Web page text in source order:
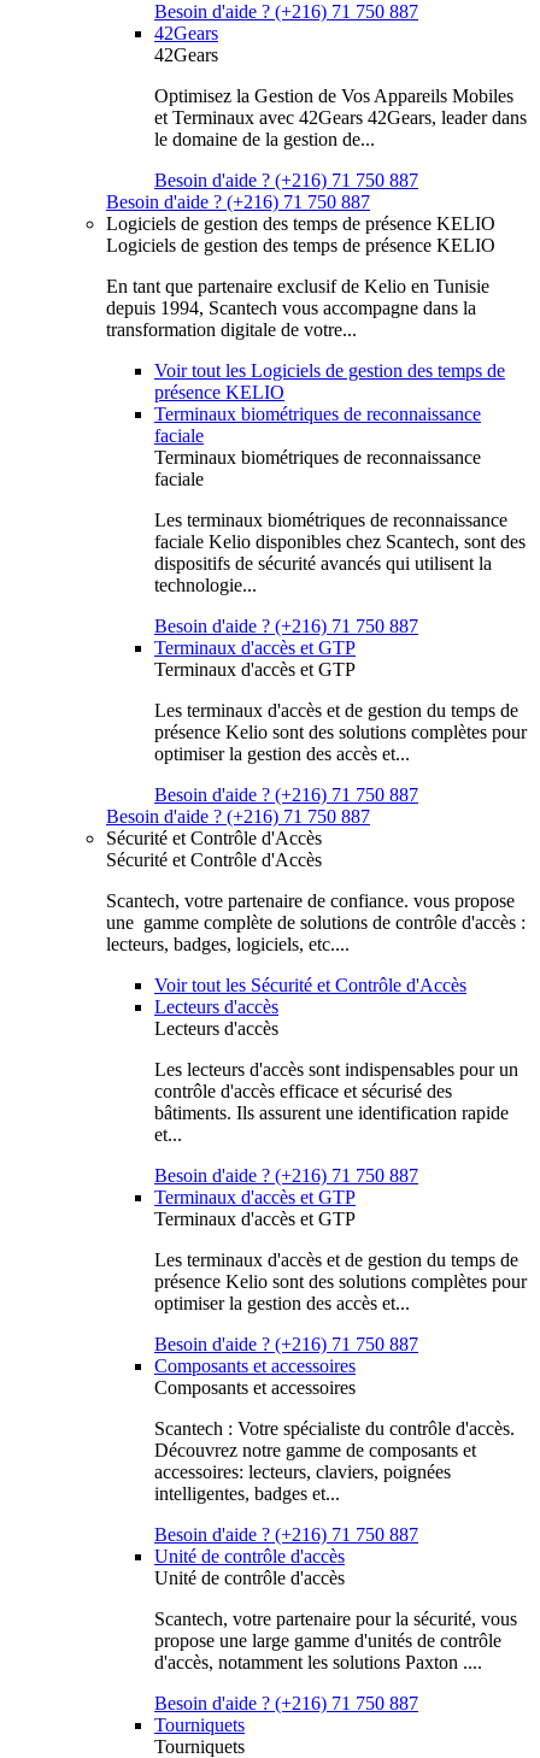
Besoin d'aide ? (+216) 71 750 887
42Gears
42Gears
Optimisez la Gestion de Vos Appareils Mobiles
et Terminaux avec 42Gears 42Gears, leader dans
le domaine de la gestion de...
Besoin d'aide ? (+216) 71 750 887
Besoin d'aide ? (+216) 71 750 887
Logiciels de gestion des temps de présence KELIO
Logiciels de gestion des temps de présence KELIO
En tant que partenaire exclusif de Kelio en Tunisie
depuis 1994, Scantech vous accompagne dans la
transformation digitale de votre...
Voir tout les Logiciels de gestion des temps de
présence KELIO
Terminaux biométriques de reconnaissance
faciale
Terminaux biométriques de reconnaissance
faciale
Les terminaux biométriques de reconnaissance
faciale Kelio disponibles chez Scantech, sont des
dispositifs de sécurité avancés qui utilisent la
technologie...
Besoin d'aide ? (+216) 71 750 887
Terminaux d'accès et GTP
Terminaux d'accès et GTP
Les terminaux d'accès et de gestion du temps de
présence Kelio sont des solutions complètes pour
optimiser la gestion des accès et...
Besoin d'aide ? (+216) 71 750 887
Besoin d'aide ? (+216) 71 750 887
Sécurité et Contrôle d'Accès
Sécurité et Contrôle d'Accès
Scantech, votre partenaire de confiance. vous propose
une gamme complète de solutions de contrôle d'accès :
lecteurs, badges, logiciels, etc....
Voir tout les Sécurité et Contrôle d'Accès
Lecteurs d'accès
Lecteurs d'accès
Les lecteurs d'accès sont indispensables pour un
contrôle d'accès efficace et sécurisé des
bâtiments. Ils assurent une identification rapide
et...
Besoin d'aide ? (+216) 71 750 887
Terminaux d'accès et GTP
Terminaux d'accès et GTP
Les terminaux d'accès et de gestion du temps de
présence Kelio sont des solutions complètes pour
optimiser la gestion des accès et...
Besoin d'aide ? (+216) 71 750 887
Composants et accessoires
Composants et accessoires
Scantech : Votre spécialiste du contrôle d'accès.
Découvrez notre gamme de composants et
accessoires: lecteurs, claviers, poignées
intelligentes, badges et...
Besoin d'aide ? (+216) 71 750 887
Unité de contrôle d'accès
Unité de contrôle d'accès
Scantech, votre partenaire pour la sécurité, vous
propose une large gamme d'unités de contrôle
d'accès, notamment les solutions Paxton ....
Besoin d'aide ? (+216) 71 750 887
Tourniquets
Tourniquets